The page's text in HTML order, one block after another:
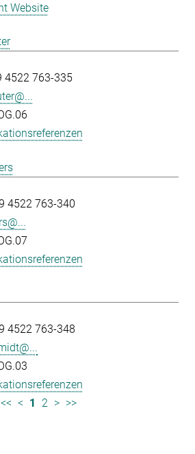
Website
4522 763-335
4522 763-340
4522 763-348
<< < 1 2 > >>